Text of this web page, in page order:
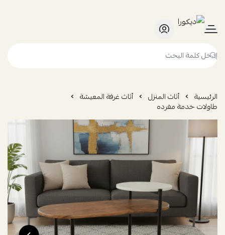
ديكورا
الرئيسية أثاث المنزل أثاث غرفة المعيشة
طاولات خدمة مفرده